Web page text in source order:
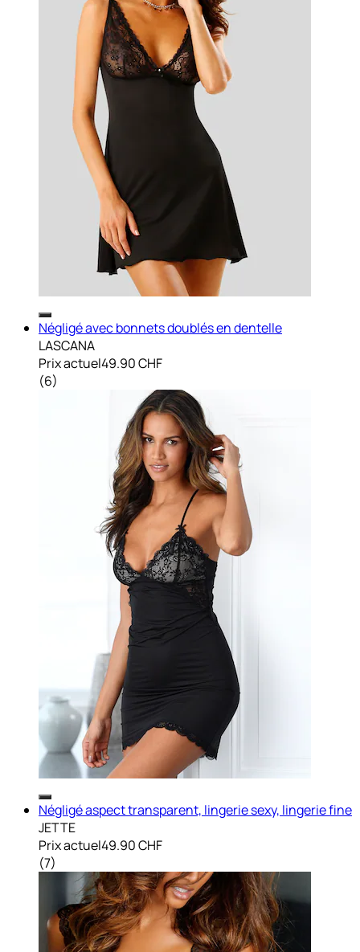
Négligé avec bonnets doublés en dentelle
LASCANA
Prix actuel49.90 CHF
(6)
Négligé aspect transparent, lingerie sexy, lingerie fine
JETTE
Prix actuel49.90 CHF
(7)